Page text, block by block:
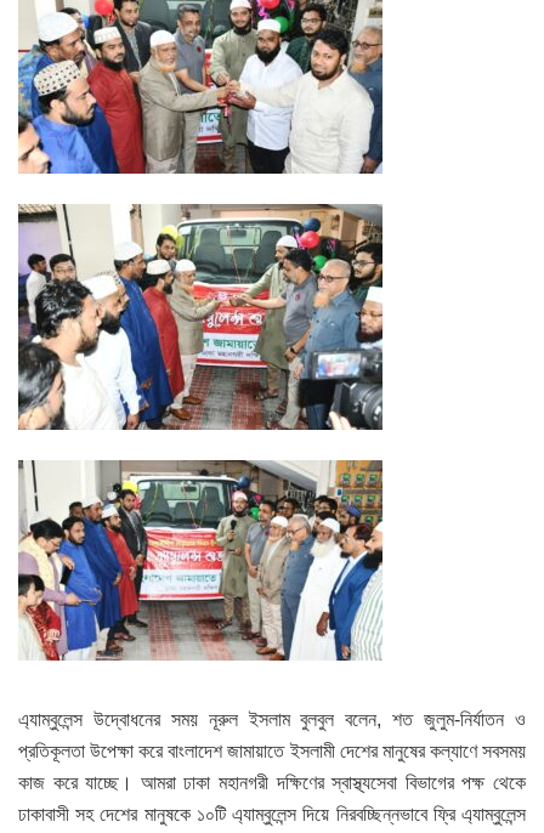
এ্যাম্বুলেন্স উদ্বোধনের সময় নূরুল ইসলাম বুলবুল বলেন, শত জুলুম-নির্যাতন ও
প্রতিকূলতা উপেক্ষা করে বাংলাদেশ জামায়াতে ইসলামী দেশের মানুষের কল্যাণে সবসময়
কাজ করে যাচ্ছে। আমরা ঢাকা মহানগরী দক্ষিণের স্বাস্থ্যসেবা বিভাগের পক্ষ থেকে
ঢাকাবাসী সহ দেশের মানুষকে ১০টি এ্যাম্বুলেন্স দিয়ে নিরবচ্ছিন্নভাবে ফ্রি এ্যাম্বুলেন্স